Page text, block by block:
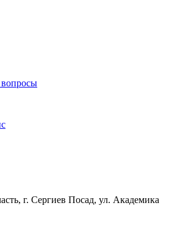
вопросы
г. Сергиев Посад, ул. Академика